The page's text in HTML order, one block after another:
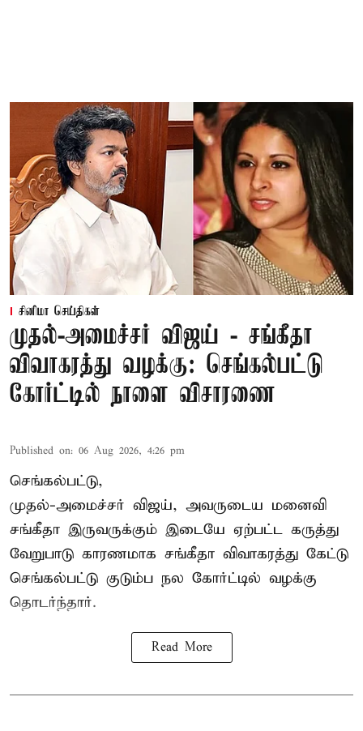
சினிமா செய்திகள்
முதல்-அமைச்சர் விஜய் - சங்கீதா
விவாகரத்து வழக்கு: செங்கல்பட்டு
கோர்ட்டில் நாளை விசாரணை
Published on: 06 Aug 2026, 4:26 pm
செங்கல்பட்டு,
முதல்-அமைச்சர் விஜய், அவருடைய மனைவி
சங்கீதா இருவருக்கும் இடையே ஏற்பட்ட கருத்து
வேறுபாடு காரணமாக சங்கீதா விவாகரத்து கேட்டு
செங்கல்பட்டு குடும்ப நல கோர்ட்டில் வழக்கு
தொடர்ந்தார்.
Read More